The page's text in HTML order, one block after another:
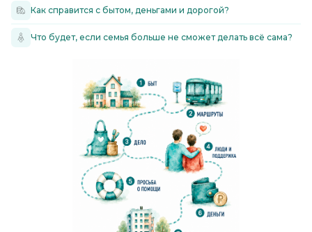
Поддержать
Как справится с бытом, деньгами и дорогой?
Что будет, если семья больше не сможет делать всё сама?